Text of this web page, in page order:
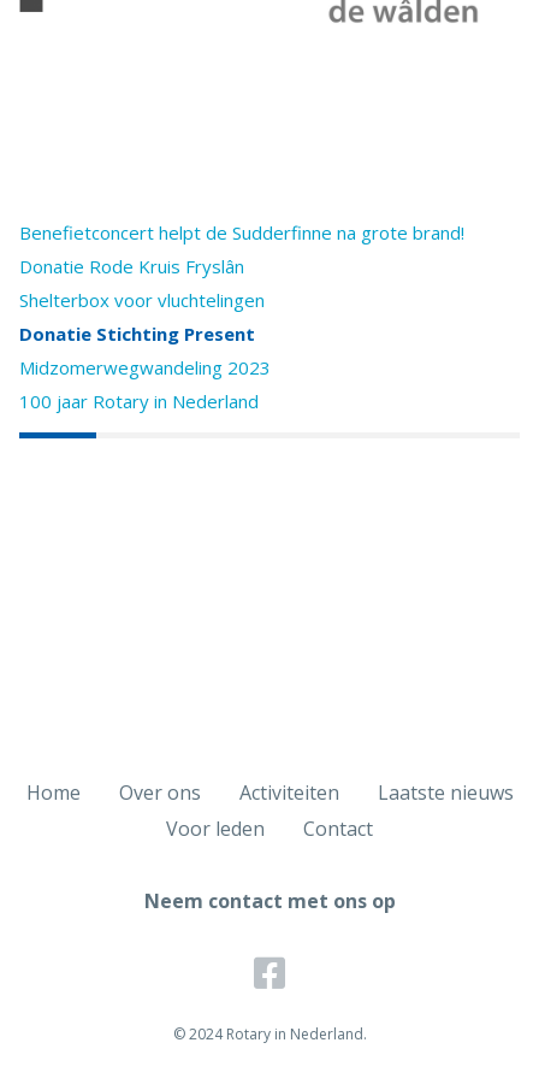
Benefietconcert helpt de Sudderfinne na grote brand!
Donatie Rode Kruis Fryslân
Shelterbox voor vluchtelingen
Donatie Stichting Present
Midzomerwegwandeling 2023
100 jaar Rotary in Nederland
Home Over ons Activiteiten
Laatste nieuws
Voor leden
Contact
Neem contact met ons op
© 2024 Rotary in Nederland.